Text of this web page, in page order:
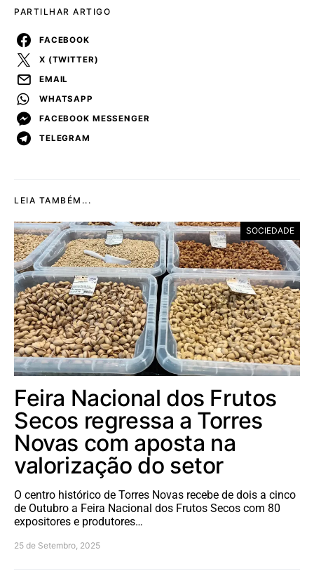
PARTILHAR ARTIGO
FACEBOOK
X (TWITTER)
EMAIL
WHATSAPP
FACEBOOK MESSENGER
TELEGRAM
LEIA TAMBÉM...
SOCIEDADE
Feira Nacional dos Frutos
Secos regressa a Torres
Novas com aposta na
valorização do setor
O centro histórico de Torres Novas recebe de dois a cinco
de Outubro a Feira Nacional dos Frutos Secos com 80
expositores e produtores…
25 de Setembro, 2025